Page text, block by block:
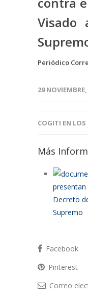
Visado
Periódico
29
COGITI EN
Más
presentan
Decreto
Supremo
Facebook
Pinterest
Correo